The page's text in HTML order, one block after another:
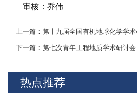
审核：乔伟
上一篇：第十九届全国有机地球化学学术
下一篇：第七次青年工程地质学术研讨会
热点推荐